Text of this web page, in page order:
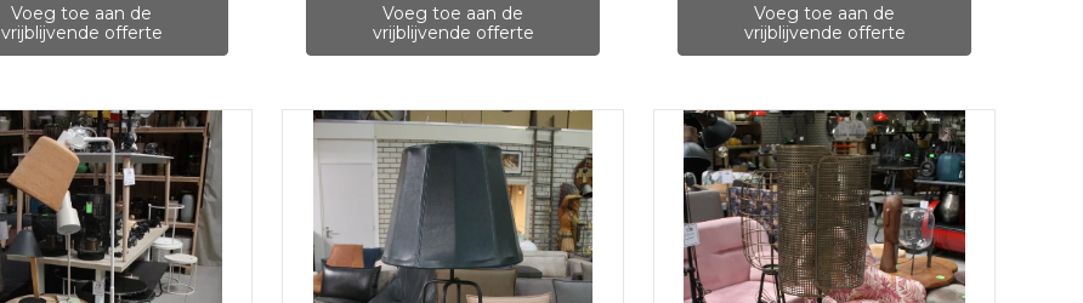
Voeg toe aan de
vrijblijvende offerte
Voeg toe aan de
vrijblijvende offerte
Voeg toe aan de
vrijblijvende offerte